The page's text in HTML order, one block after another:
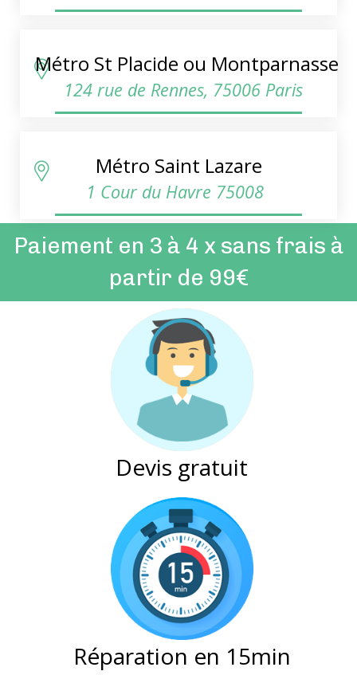
Métro St Placide ou Montparnasse
124 rue de Rennes, 75006 Paris
Métro Saint Lazare
1 Cour du Havre 75008
Paiement en 3 à 4 x sans frais à
partir de 99€
Devis gratuit
Réparation en 15min